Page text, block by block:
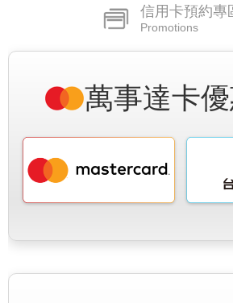
信用卡預約專
Promotions
萬事達卡